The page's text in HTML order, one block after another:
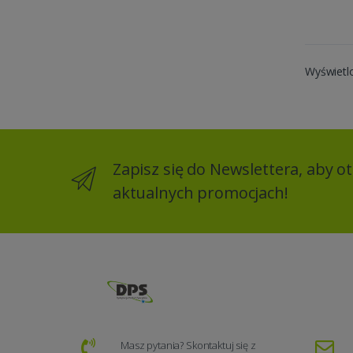
Zapisz się do Newslettera, aby
aktualnych promocjach!
Masz pytania? Skontaktuj się z